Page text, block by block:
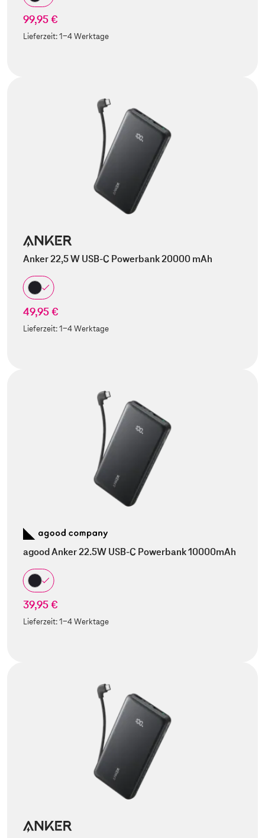
99,95 €
Lieferzeit:1-4 Werktage
Anker 22,5 W USB-C Powerbank 20000 mAh
49,95 €
Lieferzeit:1-4 Werktage
agood Anker 22.5W USB-C Powerbank 10000mAh
39,95 €
Lieferzeit:1-4 Werktage